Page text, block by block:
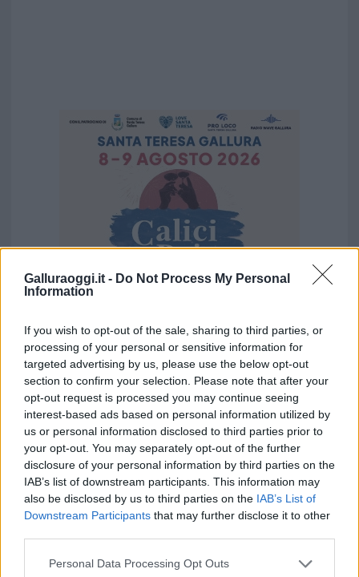
Galluraoggi.it - Do Not Process My Personal
Information
If you wish to opt-out of the sale, sharing to third parties, or
processing of your personal or sensitive information for
targeted advertising by us, please use the below opt-out
section to confirm your selection. Please note that after your
opt-out request is processed you may continue seeing
interest-based ads based on personal information utilized by
us or personal information disclosed to third parties prior to
your opt-out. You may separately opt-out of the further
disclosure of your personal information by third parties on the
IAB’s list of downstream participants. This information may
also be disclosed by us to third parties on the IAB’s List of
Downstream Participants that may further disclose it to other
Please note that this website/app uses one or more Google
Personal Data Processing Opt Outs
Vuoi rimuovere le pubblicità nazionali?
Puoi abbonarti asoli € 1,10 al mese
cliccandoqui
Sei già abbonato?
Puoi effettuare l'accesso andando nella
sezioneLogindal menù del sito o
cliccandoqui